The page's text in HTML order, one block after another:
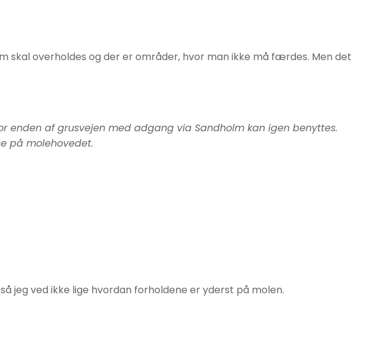
skal overholdes og der er områder, hvor man ikke må færdes. Men det
enden af grusvejen med adgang via Sandholm kan igen benyttes.
på molehovedet.
jeg ved ikke lige hvordan forholdene er yderst på molen.